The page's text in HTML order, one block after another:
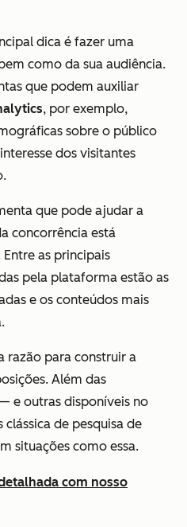
dica é fazer uma
como da sua audiência.
que podem auxiliar
, por exemplo,
sobre o público
dos visitantes
que pode ajudar a
concorrência está
as principais
pela plataforma estão as
e os conteúdos mais
razão para construir a
Além das
e outras disponíveis no
de pesquisa de
situações como essa.
com nosso